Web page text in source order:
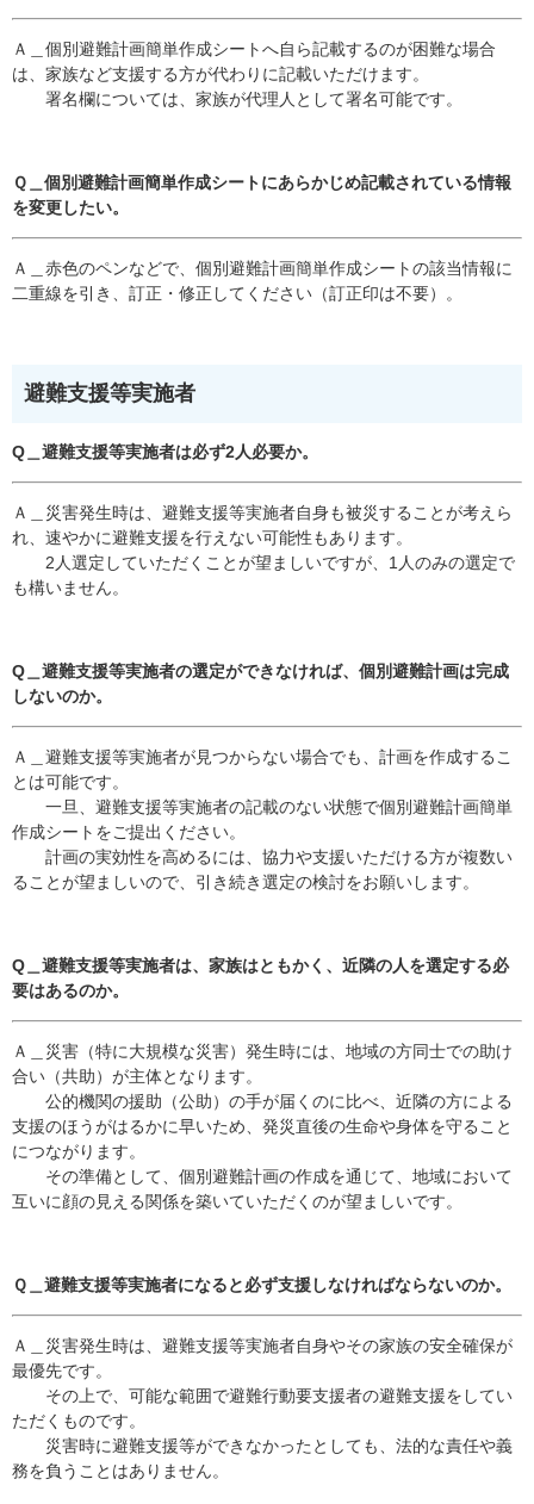
​Ａ＿個別避難計画簡単作成シートへ自ら記載するのが困難な場合
は、家族など支援する方が代わりに記載いただけます。
署名欄については、家族が代理人として署名可能です。
Ｑ＿個別避難計画簡単作成シート​にあらかじめ記載されている情報
を変更したい。
​Ａ＿赤色のペンなどで、個別避難計画簡単作成シート​の該当情報に
二重線を引き、訂正・修正してください（訂正印は不要）。
避難支援等実施者
Q＿避難支援等実施者は必ず2人必要か。
Ａ＿災害発生時は、避難支援等実施者自身も被災することが考えら
れ、速やかに避難支援を行えない可能性もあります。
2人選定していただくことが望ましいですが、1人のみの選定で
も構いません。
Q＿避難支援等実施者の選定ができなければ、個別避難計画は完成
しないのか。
Ａ＿避難支援等実施者が見つからない場合でも、計画を作成するこ
とは可能です。
一旦、避難支援等実施者の記載のない状態で個別避難計画簡単
作成シートをご提出ください。
計画の実効性を高めるには、協力や支援いただける方が複数い
ることが望ましいので、​引き続き選定の検討をお願いします。
Q＿避難支援等実施者は、家族はともかく、近隣の人を選定する必
要はあるのか。
Ａ＿災害（特に大規模な災害）発生時には、地域の方同士での助け
合い（共助）が主体となります。
公的機関の援助（公助）の手が届くのに比べ、近隣の方による
支援のほうがはるかに早いため、発災直後の生命や身体を守ること
につながります。
その準備として、個別避難計画の作成を通じて、地域において
互いに顔の見える関係を築いていただくのが望ましいです。
Ｑ＿避難支援等実施者になると必ず支援しなければならないのか。
Ａ＿災害発生時は、避難支援等実施者自身やその家族の安全確保が
最優先です。
その上で、可能な範囲で避難行動要支援者の避難支援をしてい
ただくものです。
災害時に避難支援等ができなかったとしても、法的な責任や義
務を負うことはありません。